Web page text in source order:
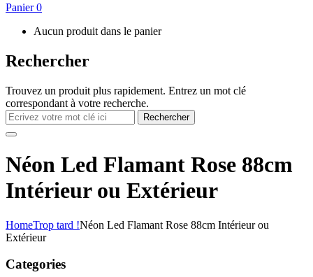
Panier0
Aucun produit dans le panier
Rechercher
Trouvez un produit plus rapidement. Entrez un mot clé
correspondant à votre recherche.
Rechercher
Néon Led Flamant Rose 88cm
Intérieur ou Extérieur
HomeTrop tard !Néon Led Flamant Rose 88cm Intérieur ou
Extérieur
Categories